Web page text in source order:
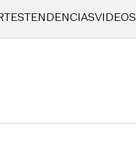
TENDENCIASVIDEOS